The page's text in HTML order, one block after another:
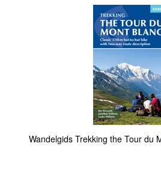
Wandelgids Trekking the Tour du